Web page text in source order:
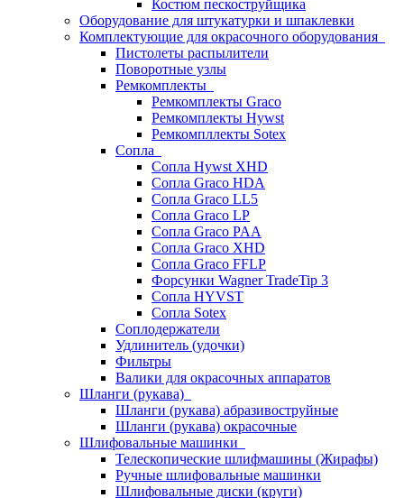
Костюм пескоструйщика
Оборудование для штукатурки и шпаклевки
Комплектующие для окрасочного оборудования
Пистолеты распылители
Поворотные узлы
Ремкомплекты
Ремкомплекты Graco
Ремкомплекты Hywst
Ремкомпллекты Sotex
Сопла
Сопла Hywst XHD
Сопла Graco HDA
Сопла Graco LL5
Сопла Graco LP
Сопла Graco PAA
Сопла Graco XHD
Сопла Graco FFLP
Форсунки Wagner TradeTip 3
Сопла HYVST
Сопла Sotex
Соплодержатели
Удлинитель (удочки)
Фильтры
Валики для окрасочных аппаратов
Шланги (рукава)
Шланги (рукава) абразивоструйные
Шланги (рукава) окрасочные
Шлифовальные машинки
Телескопические шлифмашины (Жирафы)
Ручные шлифовальные машинки
Шлифовальные диски (круги)